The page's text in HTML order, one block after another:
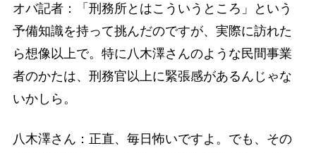
オバ記者：「刑務所とはこういうところ」という
予備知識を持って挑んだのですが、実際に訪れた
ら想像以上で。特に八木澤さんのような民間事業
者のかたは、刑務官以上に緊張感があるんじゃな
いかしら。
八木澤さん：正直、毎日怖いですよ。でも、その